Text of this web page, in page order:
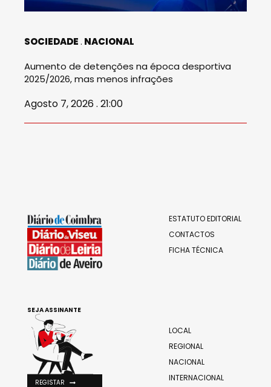
SOCIEDADE NACIONAL
Aumento de detenções na época desportiva
2025/2026, mas menos infrações
Agosto 7, 2026 . 21:00
ESTATUTO EDITORIAL
CONTACTOS
FICHA TÉCNICA
LOCAL
REGIONAL
NACIONAL
INTERNACIONAL
SEJA ASSINANTE
REGISTAR